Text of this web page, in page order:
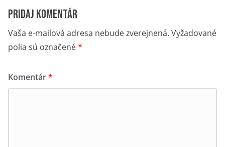
Pridaj komentár
Vaša e-mailová adresa nebude zverejnená. Vyžadované
polia sú označené*
Komentár*